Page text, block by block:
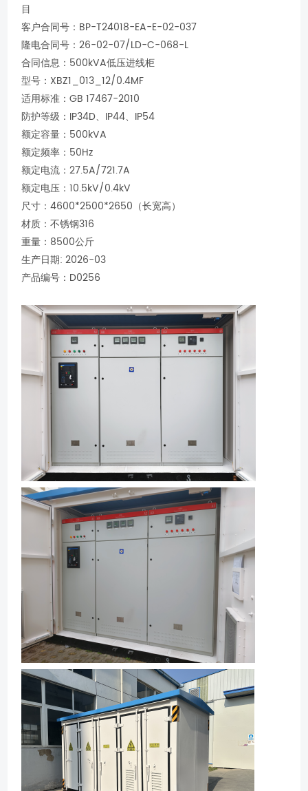
目
客户合同号：BP-T24018-EA-E-02-037
隆电合同号：26-02-07/LD-C-068-L
合同信息：500kVA低压进线柜
型号：XBZ1_013_12/0.4MF
适用标准：GB 17467-2010
防护等级：IP34D、IP44、IP54
额定容量：500kVA
额定频率：50Hz
额定电流：27.5A/721.7A
额定电压：10.5kV/0.4kV
尺寸：4600*2500*2650（长宽高）
材质：不锈钢316
重量：8500公斤
生产日期: 2026-03
产品编号：D0256